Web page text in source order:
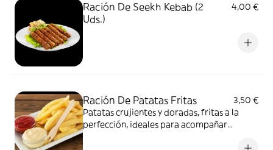
Ración De Seekh Kebab (2
Uds.)
4,00 €
Ración De Patatas Fritas
3,50 €
Patatas crujientes y doradas, fritas a la
perfección, ideales para acompañar